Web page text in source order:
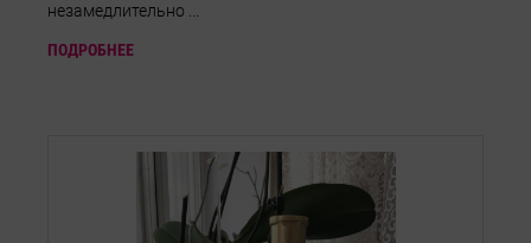
незамедлительно ...
ПОДРОБНЕЕ